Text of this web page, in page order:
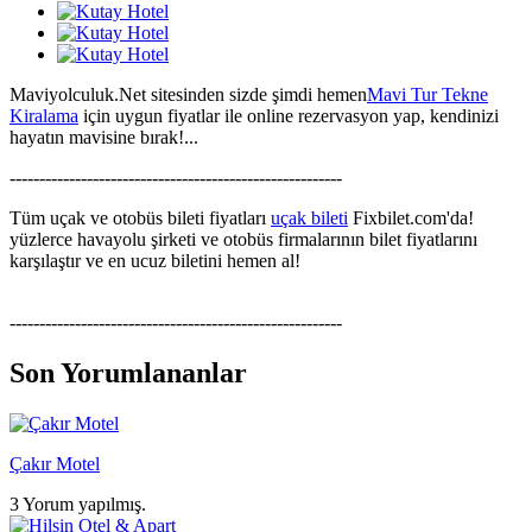
Maviyolculuk.Net sitesinden sizde şimdi hemenMavi Tur Tekne
Kiralama için uygun fiyatlar ile online rezervasyon yap, kendinizi
hayatın mavisine bırak!...
--------------------------------------------------------
Tüm uçak ve otobüs bileti fiyatları uçak bileti Fixbilet.com'da!
yüzlerce havayolu şirketi ve otobüs firmalarının bilet fiyatlarını
karşılaştır ve en ucuz biletini hemen al!
--------------------------------------------------------
Son Yorumlananlar
Çakır Motel
3 Yorum yapılmış.